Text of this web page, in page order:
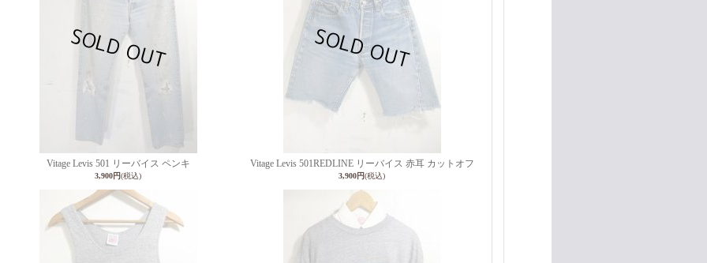
Vitage Levis 501 リーバイス ペンキ
3,900円(税込)
Vitage Levis 501REDLINE リーバイス 赤耳 カットオフ
3,900円(税込)